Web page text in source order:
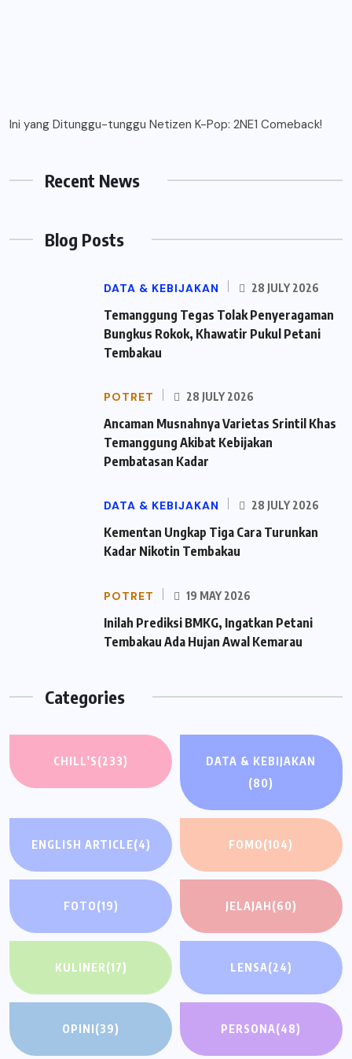
Ini yang Ditunggu-tunggu Netizen K-Pop: 2NE1 Comeback!
Recent News
Blog Posts
DATA & KEBIJAKAN 28 JULY 2026
Temanggung Tegas Tolak Penyeragaman
Bungkus Rokok, Khawatir Pukul Petani
Tembakau
POTRET 28 JULY 2026
Ancaman Musnahnya Varietas Srintil Khas
Temanggung Akibat Kebijakan
Pembatasan Kadar
DATA & KEBIJAKAN 28 JULY 2026
Kementan Ungkap Tiga Cara Turunkan
Kadar Nikotin Tembakau
POTRET 19 MAY 2026
Inilah Prediksi BMKG, Ingatkan Petani
Tembakau Ada Hujan Awal Kemarau
Categories
CHILL'S(233)
DATA & KEBIJAKAN
(80)
ENGLISH ARTICLE(4) FOMO(104)
FOTO(19) JELAJAH(60)
KULINER(17) LENSA(24)
OPINI(39) PERSONA(48)